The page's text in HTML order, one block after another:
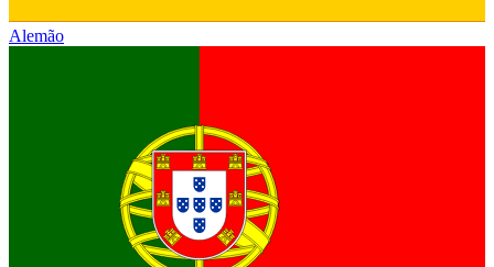
Alemão